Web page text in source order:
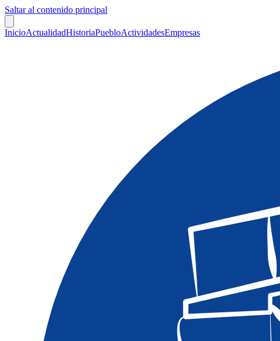
Saltar al contenido principal
InicioActualidadHistoriaPuebloActividadesEmpresas